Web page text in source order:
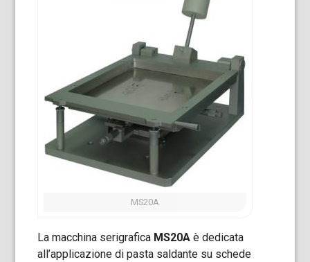
MS20A
La macchina serigrafica MS20A è dedicata
all’applicazione di pasta saldante su schede